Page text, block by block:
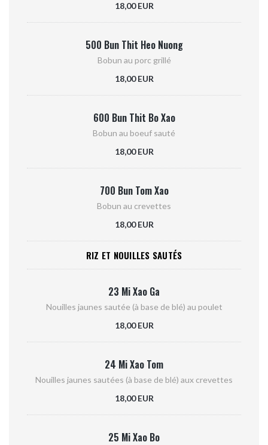
18,00 EUR
500 Bun Thit Heo Nuong
Bobun au porc grillé
18,00 EUR
600 Bun Thit Bo Xao
Bobun au boeuf sauté
18,00 EUR
700 Bun Tom Xao
Bobun au crevettes
18,00 EUR
RIZ ET NOUILLES SAUTÉS
23 Mi Xao Ga
Nouilles jaunes sautée (à base de blé) au poulet
18,00 EUR
24 Mi Xao Tom
Nouilles jaunes sautées (à base de blé) aux crevettes
18,00 EUR
25 Mi Xao Bo